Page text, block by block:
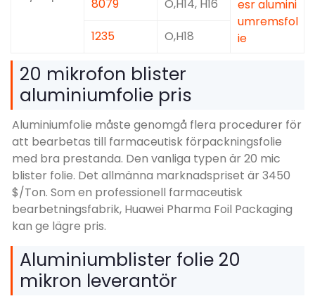
esr alumini
umremsfol
ie
8079
O,H14, H16
1235
O,H18
20 mikrofon blister
aluminiumfolie pris
Aluminiumfolie måste genomgå flera procedurer för
att bearbetas till farmaceutisk förpackningsfolie
med bra prestanda. Den vanliga typen är 20 mic
blister folie. Det allmänna marknadspriset är 3450
$/Ton. Som en professionell farmaceutisk
bearbetningsfabrik, Huawei Pharma Foil Packaging
kan ge lägre pris.
Aluminiumblister folie 20
mikron leverantör